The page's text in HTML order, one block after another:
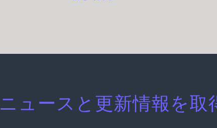
ニュースと更新情報を取